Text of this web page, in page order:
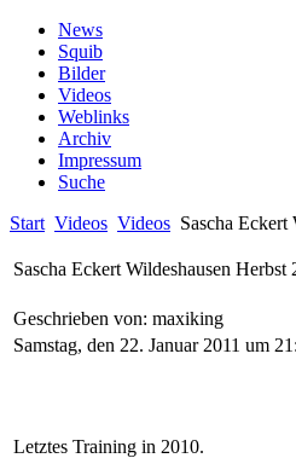
News
Squib
Bilder
Videos
Weblinks
Archiv
Impressum
Suche
Start Videos Videos Sascha Eckert
Sascha Eckert Wildeshausen Herbst
Geschrieben von: maxiking
Samstag, den 22. Januar 2011 um
Letztes Training in 2010.